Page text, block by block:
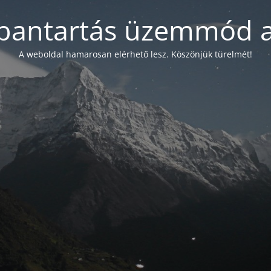
üzemmód
A weboldal hamarosan elérhető lesz. Köszönjük türelmét!